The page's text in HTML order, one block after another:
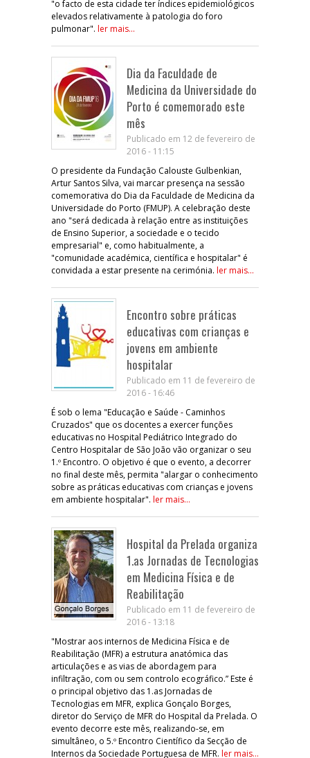
"o facto de esta cidade ter índices epidemiológicos
elevados relativamente à patologia do foro
pulmonar". ler mais...
Dia da Faculdade de
Medicina da Universidade do
Porto é comemorado este
mês
Publicado em 12 de fevereiro de
2016 - 11:15
O presidente da Fundação Calouste Gulbenkian,
Artur Santos Silva, vai marcar presença na sessão
comemorativa do Dia da Faculdade de Medicina da
Universidade do Porto (FMUP). A celebração deste
ano "será dedicada à relação entre as instituições
de Ensino Superior, a sociedade e o tecido
empresarial" e, como habitualmente, a
"comunidade académica, científica e hospitalar" é
convidada a estar presente na cerimónia. ler mais...
Encontro sobre práticas
educativas com crianças e
jovens em ambiente
hospitalar
Publicado em 11 de fevereiro de
2016 - 16:46
É sob o lema "Educação e Saúde - Caminhos
Cruzados" que os docentes a exercer funções
educativas no Hospital Pediátrico Integrado do
Centro Hospitalar de São João vão organizar o seu
1.º Encontro. O objetivo é que o evento, a decorrer
no final deste mês, permita "alargar o conhecimento
sobre as práticas educativas com crianças e jovens
em ambiente hospitalar". ler mais...
Hospital da Prelada organiza
1.as Jornadas de Tecnologias
em Medicina Física e de
Reabilitação
Publicado em 11 de fevereiro de
2016 - 13:18
"Mostrar aos internos de Medicina Física e de
Reabilitação (MFR) a estrutura anatómica das
articulações e as vias de abordagem para
infiltração, com ou sem controlo ecográfico.” Este é
o principal objetivo das 1.as Jornadas de
Tecnologias em MFR, explica Gonçalo Borges,
diretor do Serviço de MFR do Hospital da Prelada. O
evento decorre este mês, realizando-se, em
simultâneo, o 5.º Encontro Científico da Secção de
Internos da Sociedade Portuguesa de MFR. ler mais...